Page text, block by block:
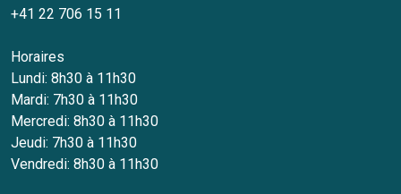
+41 22 706 15 11
Horaires
Lundi: 8h30 à 11h30
Mardi: 7h30 à 11h30
Mercredi: 8h30 à 11h30
Jeudi: 7h30 à 11h30
Vendredi: 8h30 à 11h30